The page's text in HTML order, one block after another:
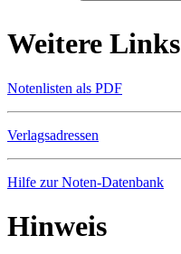
Weitere Links
Notenlisten als PDF
Verlagsadressen
Hilfe zur Noten-Datenbank
Hinweis